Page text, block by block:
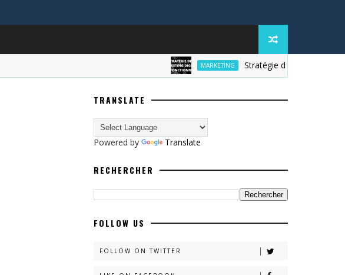
MARKETING Stratégie de marketing digital
TRANSLATE
Powered by Translate
RECHERCHER
FOLLOW US
FOLLOW ON TWITTER